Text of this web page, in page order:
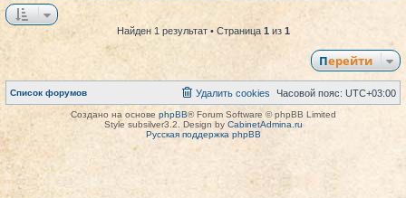
Найден 1 результат • Страница 1из 1
Перейти
Список форумов Часовой пояс: UTC+03:00
Удалить cookies
Создано на основе phpBB® Forum Software © phpBB Limited
Style subsilver3.2. Design by CabinetAdmina.ru
Русская поддержка phpBB